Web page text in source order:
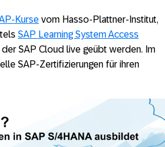
Kurse vom Hasso-Plattner-Institut,
SAP Learning System Access
der SAP Cloud live geübt werden. Im
SAP-Zertifizierungen für ihren